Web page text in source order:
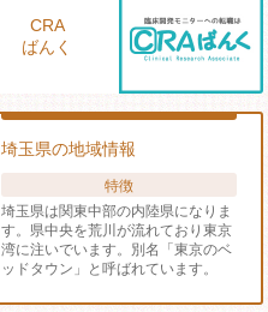
CRA
ばんく
埼玉県の地域情報
特徴
埼玉県は関東中部の内陸県になりま
す。県中央を荒川が流れており東京
湾に注いでいます。別名「東京のベ
ッドタウン」と呼ばれています。